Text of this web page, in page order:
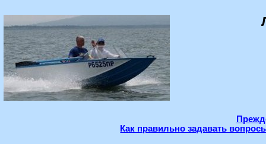
Как правильно задавать